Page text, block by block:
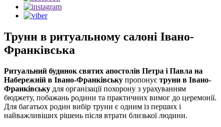
Труни в ритуальному салоні Івано-
Франківська
Ритуальний будинок святих апостолів Петра і Павла на
Набережній в Івано-Франківську пропонує труни в Івано-
Франківську для організації похорону з урахуванням
бюджету, побажань родини та практичних вимог до церемонії.
Для багатьох родин вибір труни є одним із перших і
найважливіших рішень після втрати близької людини.